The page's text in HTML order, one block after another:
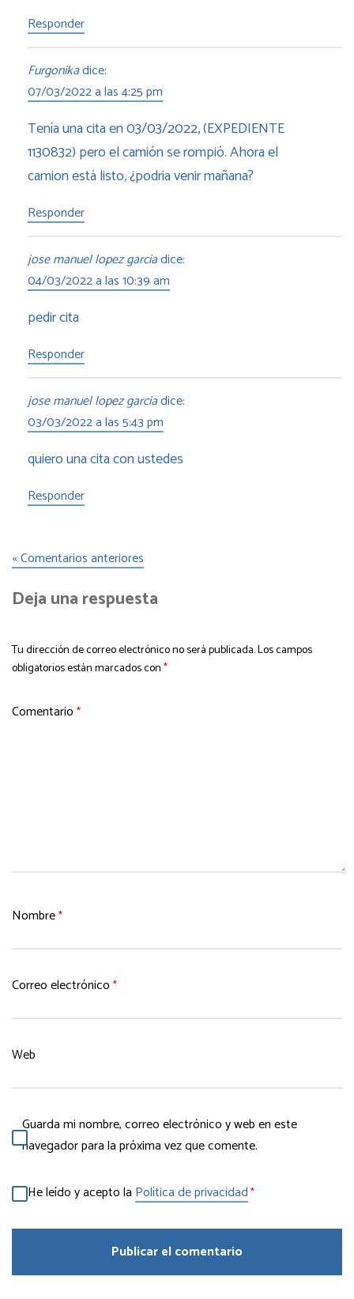
Responder
Furgonikadice:
07/03/2022 a las 4:25 pm
Tenía una cita en 03/03/2022, (EXPEDIENTE
1130832) pero el camión se rompió. Ahora el
camion está listo, ¿podria venir mañana?
Responder
jose manuel lopez garciadice:
04/03/2022 a las 10:39 am
pedir cita
Responder
jose manuel lopez garciadice:
03/03/2022 a las 5:43 pm
quiero una cita con ustedes
Responder
« Comentarios anteriores
Deja una respuesta
Tu dirección de correo electrónico no será publicada.Los campos
obligatorios están marcados con*
Comentario *
Nombre*
Correo electrónico *
Web
Guarda mi nombre, correo electrónico y web en este
navegador para la próxima vez que comente.
He leído y acepto la Política de privacidad*